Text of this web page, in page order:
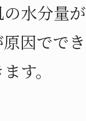
水分量
因でで
す。